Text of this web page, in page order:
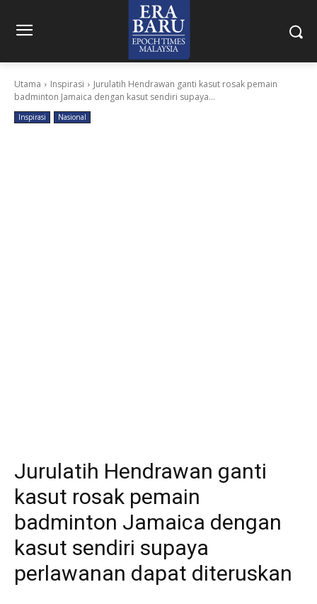
Utama Inspirasi
Jurulatih Hendrawan ganti kasut rosak pemain
badminton Jamaica dengan kasut sendiri supaya...
Inspirasi Nasional
Jurulatih Hendrawan ganti
kasut rosak pemain
badminton Jamaica dengan
kasut sendiri supaya
perlawanan dapat diteruskan